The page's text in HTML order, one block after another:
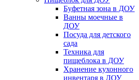
Буфетная зона в ДОУ
Ванны моечные в
ДОУ
Посуда для детского
сада
Техника для
пищеблока в ДОУ
Хранение кухонного
инвентаря в ДОУ